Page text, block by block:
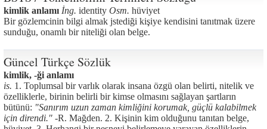
kimlik anlamı İng. identity Osm. hüviyet
Bir gözlemcinin bilgi almak jstediği kişiye kendisini tanıtmak üzere
sunduğu, onamlı bir niteliği olan belge.
Güncel Türkçe Sözlük
kimlik, -ği anlamı
is. 1. Toplumsal bir varlık olarak insana özgü olan belirti, nitelik ve
özelliklerle, birinin belirli bir kimse olmasını sağlayan şartların
bütünü: "Sanırım uzun zaman kimliğini korumak, güçlü kalabilmek
için direndi." -R. Mağden. 2. Kişinin kim olduğunu tanıtan belge,